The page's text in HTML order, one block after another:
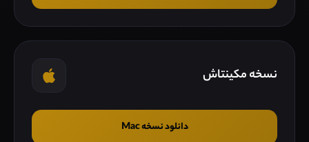
نسخه مکینتاش
دانلود نسخه Mac